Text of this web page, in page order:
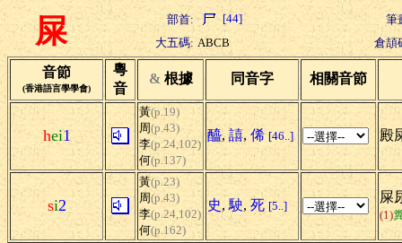
屎 部首: [44]
筆
大五碼: ABCB 倉頡
音節
(香港語言學學會)
粵
音
& 根據 同音字 相關音節
hei1
黃(p.19)
周(p.43)
李(p.24,102)
何(p.137)
醯, 譆, 俙 [46..] 殿
si2
黃(p.23)
周(p.43)
李(p.24,102)
何(p.162)
史, 駛, 死 [5..]
屎
(1)